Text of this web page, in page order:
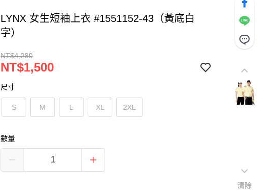
LYNX 女生短袖上衣 #1551152-43（黃底白
字）
NT$4,280
NT$1,500
尺寸
S M L XL 2XL
數量
清除